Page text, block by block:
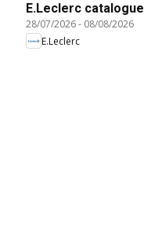
E.Leclerc catalogue
28/07/2026- 08/08/2026
E.Leclerc